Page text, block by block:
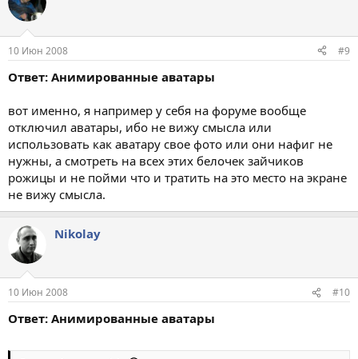
10 Июн 2008 #9
Ответ: Анимированные аватары
вот именно, я например у себя на форуме вообще
отключил аватары, ибо не вижу смысла или
использовать как аватару свое фото или они нафиг не
нужны, а смотреть на всех этих белочек зайчиков
рожицы и не пойми что и тратить на это место на экране
не вижу смысла.
Nikolay
10 Июн 2008 #10
Ответ: Анимированные аватары